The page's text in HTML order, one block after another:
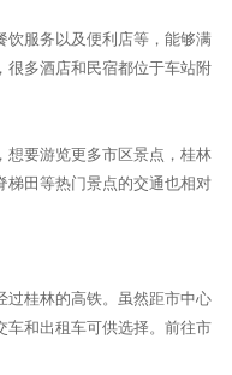
饮服务以及便利店等，能够满
很多酒店和民宿都位于车站附
想要游览更多市区景点，桂林
梯田等热门景点的交通也相对
过桂林的高铁。虽然距市中心
车和出租车可供选择。前往市